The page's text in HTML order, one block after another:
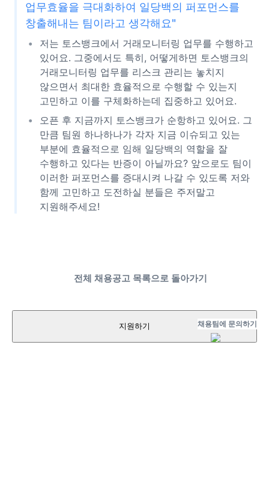
업무효율을 극대화하여 일당백의 퍼포먼스를
창출해내는 팀이라고 생각해요"
저는 토스뱅크에서 거래모니터링 업무를 수행하고
있어요. 그중에서도 특히, 어떻게하면 토스뱅크의
거래모니터링 업무를 리스크 관리는 놓치지
않으면서 최대한 효율적으로 수행할 수 있는지
고민하고 이를 구체화하는데 집중하고 있어요.
오픈 후 지금까지 토스뱅크가 순항하고 있어요. 그
만큼 팀원 하나하나가 각자 지금 이슈되고 있는
부분에 효율적으로 임해 일당백의 역할을 잘
수행하고 있다는 반증이 아닐까요? 앞으로도 팀이
이러한 퍼포먼스를 증대시켜 나갈 수 있도록 저와
함께 고민하고 도전하실 분들은 주저말고
지원해주세요!
전체 채용공고 목록으로 돌아가기
지원하기 채용팀에 문의하기